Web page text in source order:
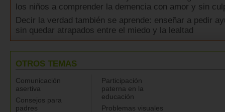
los niños a comprender la demencia con amor y sin
Decir la verdad también se aprende: enseñar a pedir
sin quedar atrapados entre el miedo y la lealtad
OTROS TEMAS
Comunicación
asertiva
Consejos para
padres
Participación
paterna en la
educación
Problemas visuales